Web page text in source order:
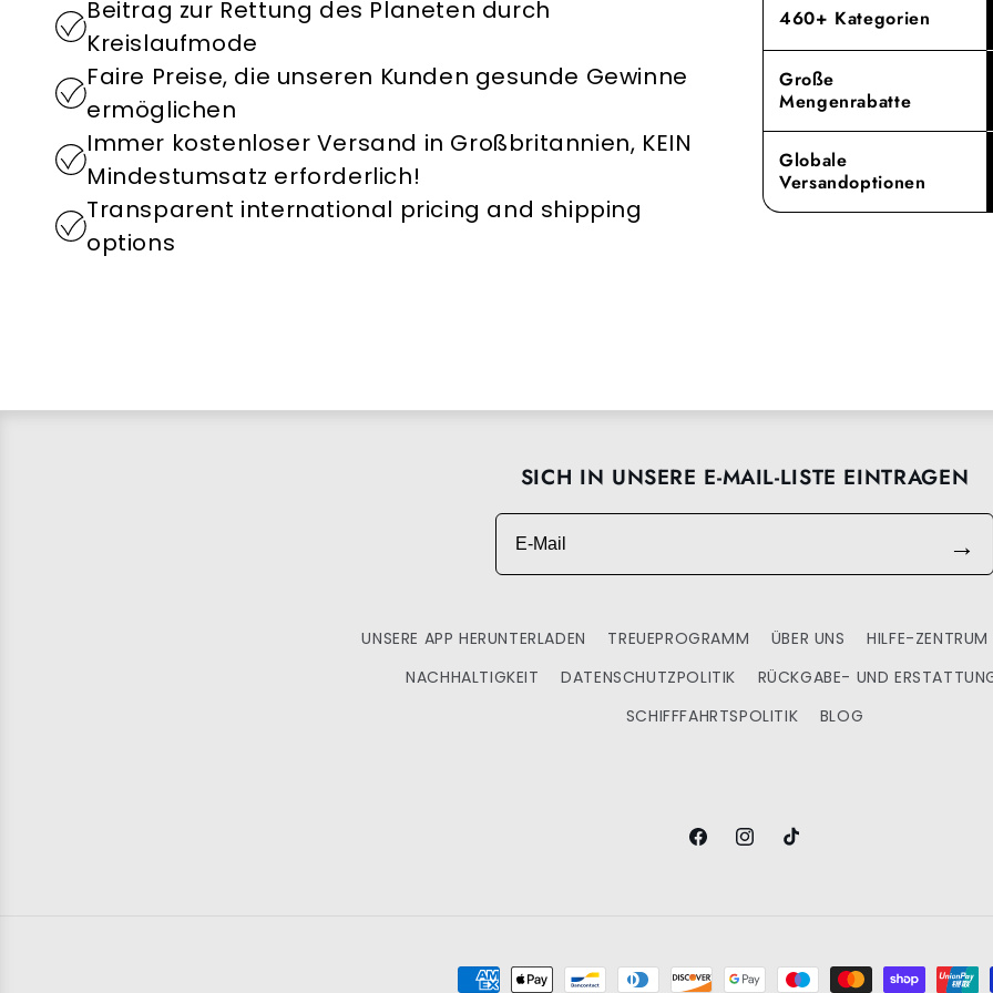
Service
Beitrag zur Rettung des Planeten durch
Kreislaufmode
Faire Preise, die unseren Kunden gesunde Gewinne
ermöglichen
Immer kostenloser Versand in Großbritannien, KEIN
Mindestumsatz erforderlich!
Transparent international pricing and shipping
options
460+ Kategorien
Große
Mengenrabatte
Globale
Versandoptionen
SICH IN UNSERE E-MAIL-LISTE EINTRAGEN
E-Mail
→
UNSERE APP HERUNTERLADEN TREUEPROGRAMM ÜBER UNS HILFE-ZENTRUM
NACHHALTIGKEIT
DATENSCHUTZPOLITIK
RÜCKGABE- UND
SCHIFFFAHRTSPOLITIK
BLOG
FacebookInstagramTikTok
Zahlungsmöglichkeiten